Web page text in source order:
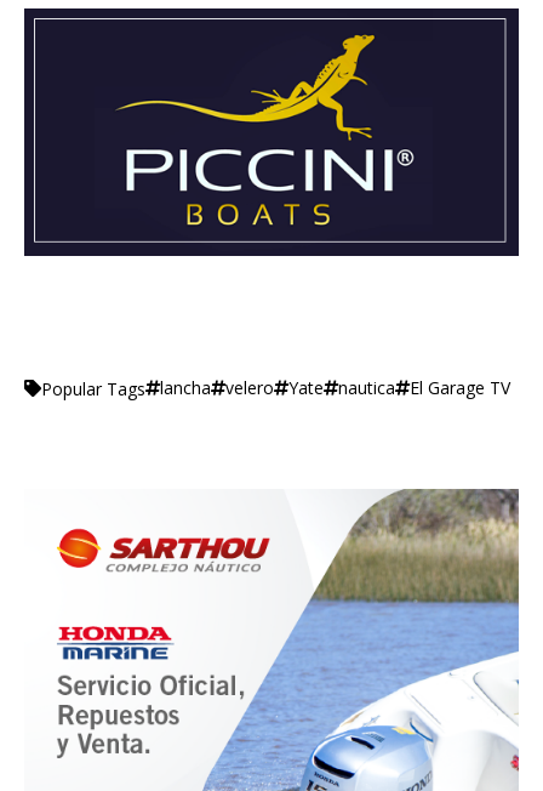
Popular Tags lancha velero Yate nautica El Garage TV